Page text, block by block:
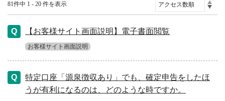
81件中 1 - 20 件を表示
【お客様サイト画面説明】電子書面閲覧
お客様サイト画面説明
特定口座「源泉徴収あり」でも、確定申告をしたほ
うが有利になるのは、どのような時ですか。